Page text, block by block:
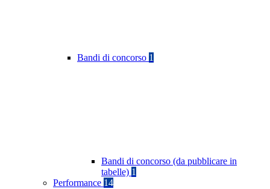
Bandi di concorso 1
Bandi di concorso (da pubblicare in
tabelle) 1
Performance 14